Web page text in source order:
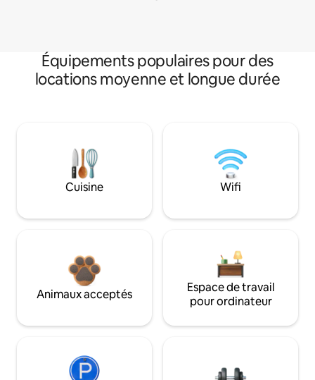
Équipements populaires pour des
locations moyenne et longue durée
Cuisine Wifi
Animaux acceptés
Espace de travail
pour ordinateur